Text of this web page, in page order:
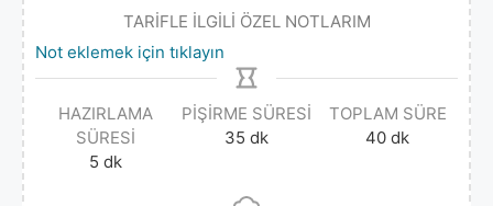
TARİFLE İLGİLİ ÖZEL NOTLARIM
Not eklemek için tıklayın
HAZIRLAMA
SÜRESI
5 dk
PIŞIRME SÜRESI
35 dk
TOPLAM SÜRE
40 dk